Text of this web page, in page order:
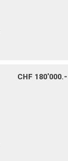
CHF 180'000.-